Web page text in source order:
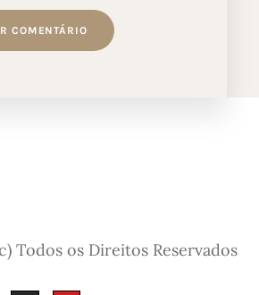
Todos os Direitos Reservados